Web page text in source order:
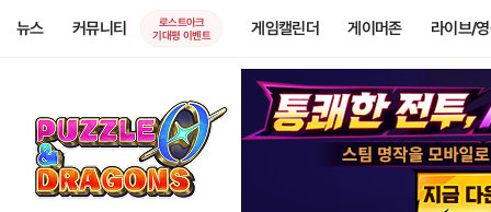
뉴스 커뮤니티
로스트아크
기대평 이벤트
게임캘린더 게이머존 라이브/